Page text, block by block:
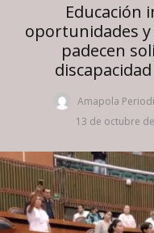
Educación
oportunidades
padecen
Amapola
13 de octubre